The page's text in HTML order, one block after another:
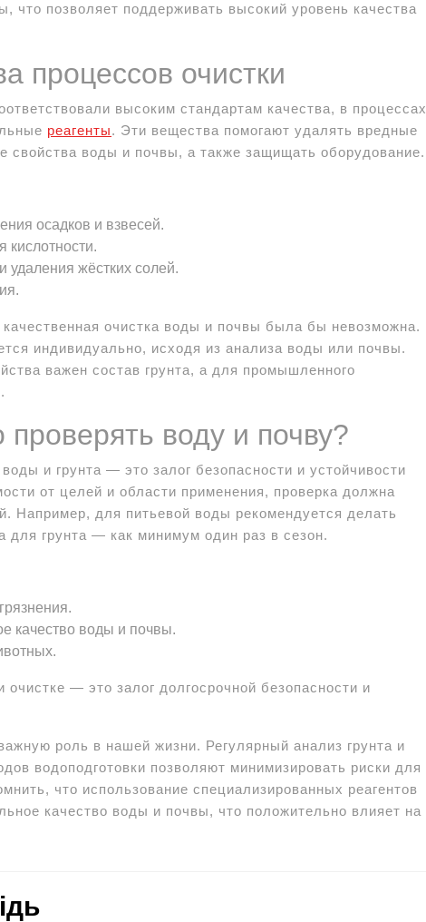
что позволяет поддерживать высокий уровень качества
процессов очистки
высоким стандартам качества, в процессах
реагенты. Эти вещества помогают удалять вредные
свойства воды и почвы, а также защищать оборудование.
осадков и взвесей.
кислотности.
удаления жёстких солей.
качественная очистка воды и почвы была бы невозможна.
индивидуально, исходя из анализа воды или почвы.
важен состав грунта, а для промышленного
проверять воду и почву?
и грунта — это залог безопасности и устойчивости
от целей и области применения, проверка должна
Например, для питьевой воды рекомендуется делать
для грунта — как минимум один раз в сезон.
качество воды и почвы.
— это залог долгосрочной безопасности и
роль в нашей жизни. Регулярный анализ грунта и
водоподготовки позволяют минимизировать риски для
что использование специализированных реагентов
качество воды и почвы, что положительно влияет на